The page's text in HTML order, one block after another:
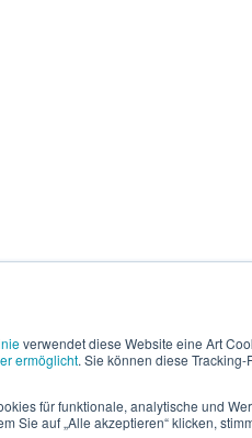
verwendet diese Website eine Art
ermöglicht. Sie können diese
für funktionale, analytische und
Sie auf „Alle akzeptieren“ klicken,